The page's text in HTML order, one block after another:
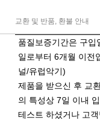
교환 및 반품, 환불 안내
품질보증기간은 구입
일로부터 6개월 이전
널/유럽악기)
제품을 받으신 후 교
의 특성상 7일 이내 입
테스트 하셨거나 고